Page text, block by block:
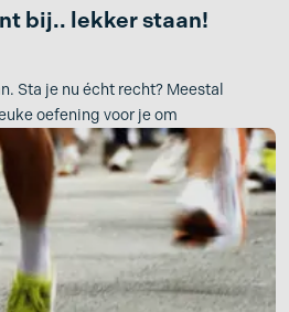
bij.. lekker staan!
Sta je nu écht recht? Meestal
oefening voor je om